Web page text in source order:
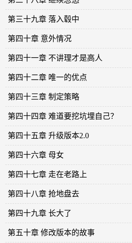
第三十九章 落入毂中
第四十章 意外情况
第四十一章 不讲理才是高人
第四十二章 唯一的优点
第四十三章 制定策略
第四十四章 难道要挖坑埋自己？
第四十五章 升级版本2.0
第四十六章 母女
第四十七章 走在老路上
第四十八章 抢地盘去
第四十九章 长大了
第五十章 修改版本的故事